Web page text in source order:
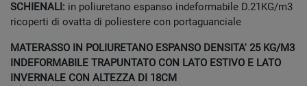
SCHIENALI: in poliuretano espanso indeformabile D.21KG/m3
ricoperti di ovatta di poliestere con portaguanciale
MATERASSO IN POLIURETANO ESPANSO DENSITA' 25 KG/M3
INDEFORMABILE TRAPUNTATO CON LATO ESTIVO E LATO
INVERNALE CON ALTEZZA DI 18CM